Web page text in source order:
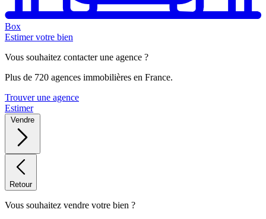
Box
Estimer votre bien
Vous souhaitez contacter une agence ?
Plus de 720 agences immobilières en France.
Trouver une agence
Estimer
Vendre
Retour
Vous souhaitez vendre votre bien ?